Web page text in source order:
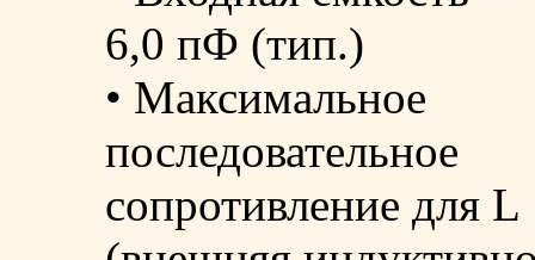
6,0 пФ (тип.)
• Максимальное
последовательное
сопротивление для L